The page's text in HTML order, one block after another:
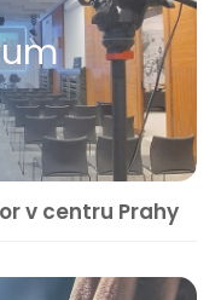
v centru Prahy